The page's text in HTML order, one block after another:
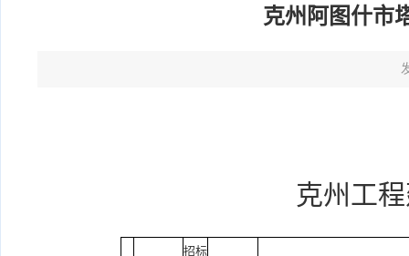
克州阿图什市
克州工
招标